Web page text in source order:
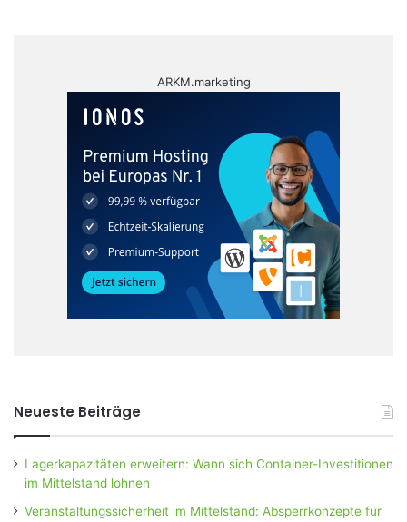
ARKM.marketing
Neueste Beiträge
Lagerkapazitäten erweitern: Wann sich Container-Investitionen
im Mittelstand lohnen
Veranstaltungssicherheit im Mittelstand: Absperrkonzepte für